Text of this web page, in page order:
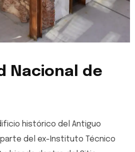
Nacional de
histórico del Antiguo
del ex-Instituto Técnico